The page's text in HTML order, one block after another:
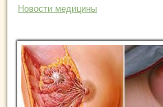
Новости медицины